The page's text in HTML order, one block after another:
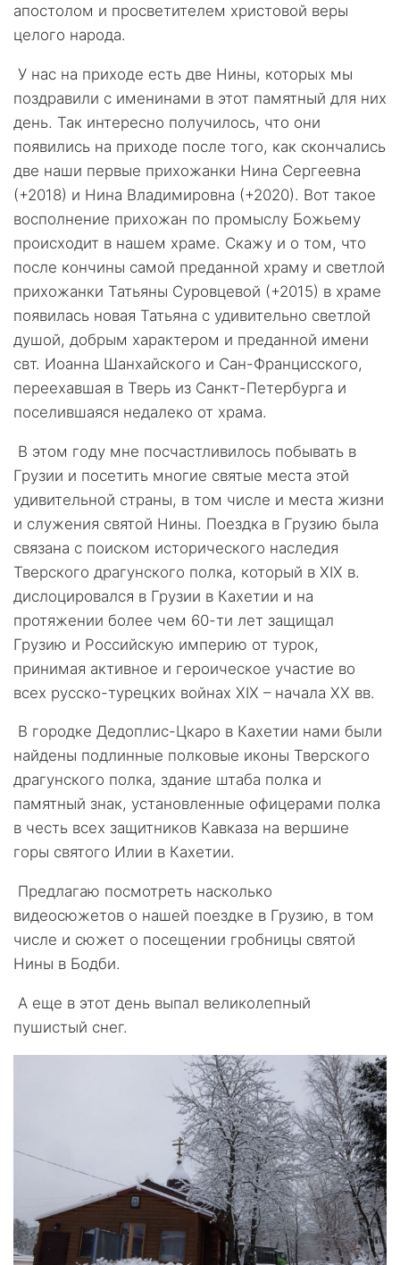
апостолом и просветителем христовой веры
целого народа.
У нас на приходе есть две Нины, которых мы
поздравили с именинами в этот памятный для них
день. Так интересно получилось, что они
появились на приходе после того, как скончались
две наши первые прихожанки Нина Сергеевна
(+2018) и Нина Владимировна (+2020). Вот такое
восполнение прихожан по промыслу Божьему
происходит в нашем храме. Скажу и о том, что
после кончины самой преданной храму и светлой
прихожанки Татьяны Суровцевой (+2015) в храме
появилась новая Татьяна с удивительно светлой
душой, добрым характером и преданной имени
свт. Иоанна Шанхайского и Сан-Францисского,
переехавшая в Тверь из Санкт-Петербурга и
поселившаяся недалеко от храма.
В этом году мне посчастливилось побывать в
Грузии и посетить многие святые места этой
удивительной страны, в том числе и места жизни
и служения святой Нины. Поездка в Грузию была
связана с поиском исторического наследия
Тверского драгунского полка, который в ХIХ в.
дислоцировался в Грузии в Кахетии и на
протяжении более чем 60-ти лет защищал
Грузию и Российскую империю от турок,
принимая активное и героическое участие во
всех русско-турецких войнах ХIХ – начала ХХ вв.
В городке Дедоплис-Цкаро в Кахетии нами были
найдены подлинные полковые иконы Тверского
драгунского полка, здание штаба полка и
памятный знак, установленные офицерами полка
в честь всех защитников Кавказа на вершине
горы святого Илии в Кахетии.
Предлагаю посмотреть насколько
видеосюжетов о нашей поездке в Грузию, в том
числе и сюжет о посещении гробницы святой
Нины в Бодби.
А еще в этот день выпал великолепный
пушистый снег.